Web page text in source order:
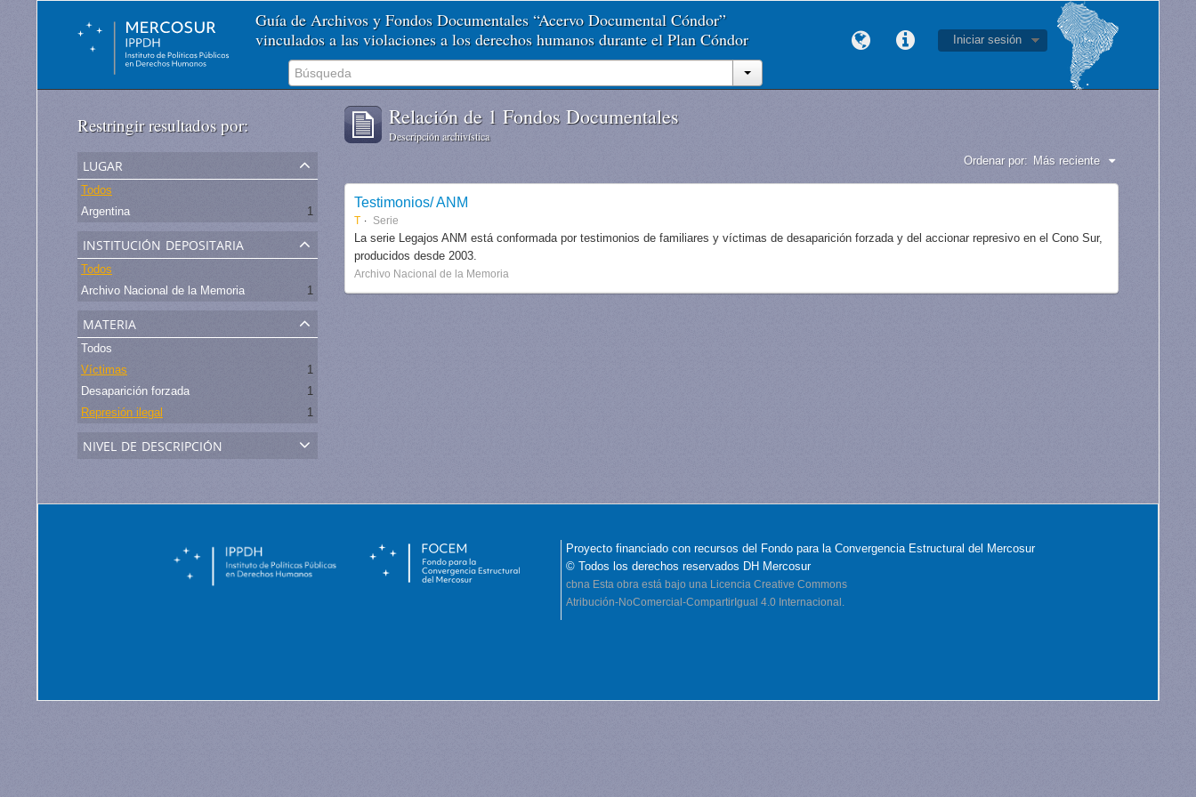
Guía de Archivos y Fondos Documentales “Acervo Documental Cóndor”
vinculados a las violaciones a los derechos humanos durante el Plan Cóndor
Iniciar sesión
Restringir resultados por:
lugar
Todos
Argentina
1
institución depositaria
Todos
Archivo Nacional de la Memoria
1
materia
Todos
Víctimas
1
Desaparición forzada
1
Represión ilegal
1
nivel de descripción
Relación de 1 Fondos Documentales
Descripción archivística
Ordenar por: Más reciente
Testimonios/ ANM
T Serie
La serie Legajos ANM está conformada por testimonios de familiares y víctimas de desaparición forzada y del accionar represivo en el Cono Sur,
producidos desde 2003.
Archivo Nacional de la Memoria
Proyecto financiado con recursos del Fondo para la Convergencia Estructural del Mercosur
© Todos los derechos reservados DH Mercosur
cbna Esta obra está bajo una Licencia Creative Commons
Atribución-NoComercial-CompartirIgual 4.0 Internacional.